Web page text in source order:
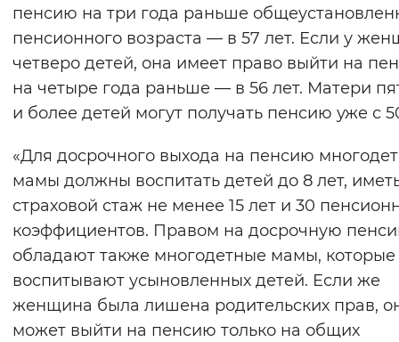
Изображения
Включены Выключены
Вернуть стандартные настройки
пенсию на три года раньше
пенсионного возраста — в 57 лет. Если у
четверо детей, она имеет право выйти на
на четыре года раньше — в 56 лет. Матери
и более детей могут получать пенсию уже с
«Для досрочного выхода на пенсию
мамы должны воспитать детей до 8 лет,
страховой стаж не менее 15 лет и 30
коэффициентов. Правом на досрочную
обладают также многодетные мамы, которые
воспитывают усыновленных детей. Если же
женщина была лишена родительских прав,
может выйти на пенсию только на общих